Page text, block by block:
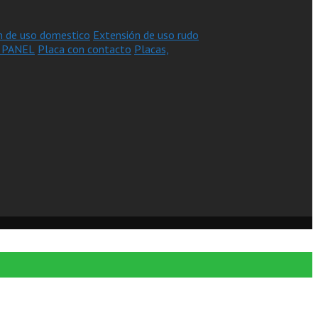
de uso domestico Extensión de uso rudo
Placa con contacto Placas,